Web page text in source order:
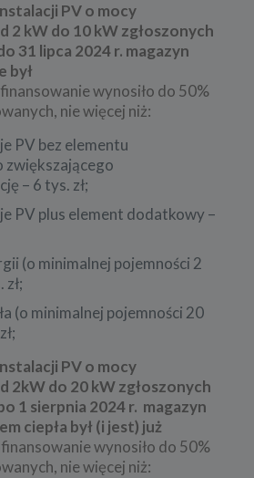
PV o mocy
2 kW do 10 kW zgłoszonych
31 lipca 2024 r. magazyn
był
wynosiło do 50%
nie więcej niż:
PV bez elementu
– 6 tys. zł;
PV plus element dodatkowy –
(o minimalnej pojemności 2
(o minimalnej pojemności 20
PV o mocy
2kW do 20 kW zgłoszonych
1 sierpnia 2024 r. magazyn
ciepła był (i jest) już
wynosiło do 50%
nie więcej niż: